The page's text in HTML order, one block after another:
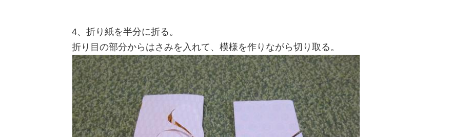
4、折り紙を半分に折る。
折り目の部分からはさみを入れて、模様を作りながら切り取る。